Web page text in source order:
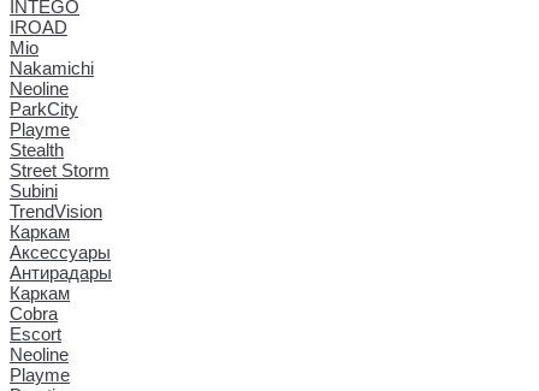
INTEGO
IROAD
Mio
Nakamichi
Neoline
ParkCity
Playme
Stealth
Street Storm
Subini
TrendVision
Каркам
Аксессуары
Антирадары
Каркам
Cobra
Escort
Neoline
Playme